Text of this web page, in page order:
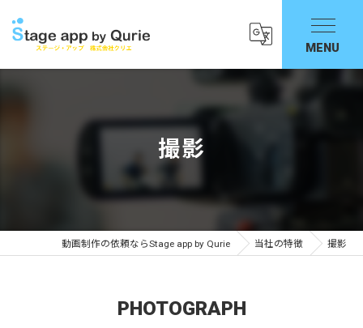
撮影
動画制作の依頼ならStage app by Qurie 当社の特徴 撮影
PHOTOGRAPH